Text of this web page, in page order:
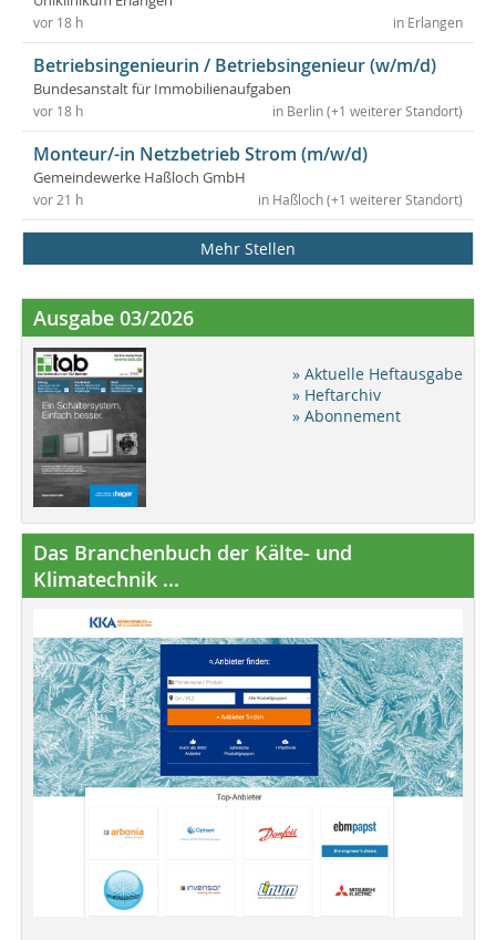
in Erlangen
vor 18 h
Betriebsingenieurin / Betriebsingenieur (w/m/d)
Bundesanstalt für Immobilienaufgaben
in Berlin (+1 weiterer Standort)
vor 18 h
Monteur/-in Netzbetrieb Strom (m/w/d)
Gemeindewerke Haßloch GmbH
in Haßloch (+1 weiterer Standort)
vor 21 h
Mehr Stellen
Ausgabe 03/2026
» Aktuelle Heftausgabe
» Heftarchiv
» Abonnement
Das Branchenbuch der Kälte- und
Klimatechnik ...